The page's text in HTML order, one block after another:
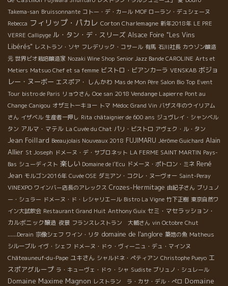
Takema-san Bruissonnante コトー・デ・カール MOF ローラン・デュシェーヌ
Rebecca フィリップ・パカレ Corton Charlemagne 新年2018年 LE PRE
VERRE Callipyge ル・タン・デ・スリーズ Alsace Foire "Les Vins
Libérés" レストラン・ソヤ フレデリック・コサール 有馬 石川社長 カウゾン醸造
元 世界ビオ栽培醸造家 Nozaki Wine Shop Senior Jazz Bande CAROLINE Arts et
Metiers Matsuo Chef et sa femme ビストロ・ビアンカーラ VENSKAB ボジョ
レー・ヌーボー エスポア・ しんかわ Mas de Mon Père Salon Bio Top Event
Tour bistro de Paris リョウさん Ooe san 2018 Vendange Lapierre Pont au
Change Canigou オザミトーキョー トマ Médoc Grand Vin バザス牛のウイリアム
さん イザベル 生産者一押し Rita châtaignier de 600 ans ジュヴレイ・シャンベル
タン アルマ・マテル La Cuvée du Chat パリ・ビストロ アヴェク・ル・タン
Jean Foillard Beeaujolais Nouveaux 2018 FUJIMARU Jérôme Guichard Alain
Allier St Joseph ドメーヌ・デ・サブロネット LA FERME SAINT MARTIN Pays-
Bas シューディスト 楽しい Domaine de l'Ecu ドメーヌ・ポトロン・ミネ René
Jean モルゴン2016年 Cuvée OSE ダミアン・コクレ・ヌーヴォー Saint-Peray
VINEXPO ワインバー店長のアレックス Crozes-Hermitage 由紀子さん ブリュノ
ー・シュラー ドメーヌ・ド・レシャリエール Bistro La Vigne 竹下正樹 東京自然ワ
イン大試飲会 Restaurant Grand Huit Anthony Guix セミ・マセラッション・
カルボニック醸造 夜景 フランスレストラン 大輔さん vin Octobre Chut
......Derain 宗像シェフ ワイン・リタ domaine de l'anglore 築地の魚 Matheus
シルーブル イヴ・シェフ ドメーヌ・ドゥ・ヴィーニュ・デュ・マインヌ
Châteauneuf-du-Pape ユキさん シャルドネ・ペティアン Christophe Pueyo エ
スポアグループ ラ・キューヴェ・ドゥ・シャ Sudiste ブリュノ・シュレール
Domaine Maxime Magnon レストラン ラ・カサ・デル・ぺロ Domaine